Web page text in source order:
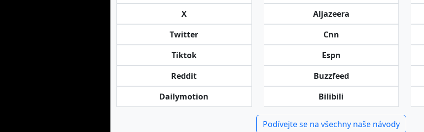
X
Twitter
Tiktok
Reddit
Dailymotion
Aljazeera
Cnn
Espn
Buzzfeed
Bilibili
Podívejte se na všechny naše návody